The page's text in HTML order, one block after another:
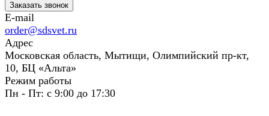
Заказать звонок
E-mail
order@sdsvet.ru
Адрес
Московская область, Мытищи, Олимпийский пр-кт,
10, БЦ «Альта»
Режим работы
Пн - Пт: с 9:00 до 17:30